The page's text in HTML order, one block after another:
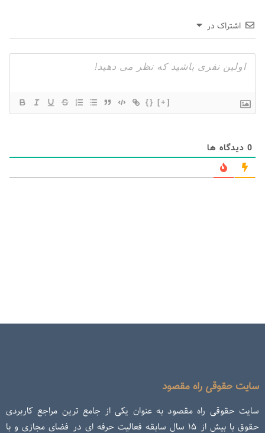
اشتراک در
{} [+]
0 دیدگاه ها
سایت حقوقی راه مقصود
سایت حقوقی راه مقصود به عنوان یکی از جامع ترین مراجع کاربردی
حقوق با بیش از ۱۵ سال سابقه فعالیت حرفه ای در فضای مجازی و با